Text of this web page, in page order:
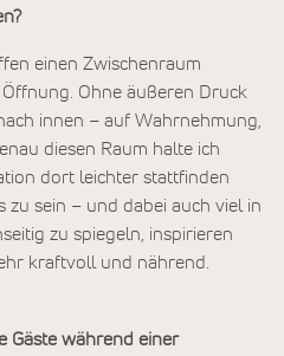
einen Zwischenraum
Ohne äußeren Druck
innen – auf Wahrnehmung,
diesen Raum halte ich
dort leichter stattfinden
zu sein – und dabei auch viel in
zu spiegeln, inspirieren
kraftvoll und nährend.
Gäste während einer